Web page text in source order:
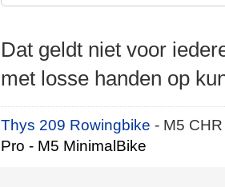
Dat geldt niet voor
met losse handen op
Thys 209 Rowingbike- M5
Pro - M5 MinimalBike